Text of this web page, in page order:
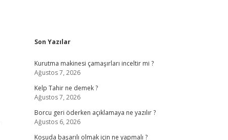
Sidebar
Son Yazılar
Kurutma makinesi çamaşırları inceltir mi ?
Ağustos 7, 2026
Kelp Tahir ne demek ?
Ağustos 7, 2026
Borcu geri öderken açıklamaya ne yazılır ?
Ağustos 6, 2026
Koşuda başarılı olmak için ne yapmalı ?